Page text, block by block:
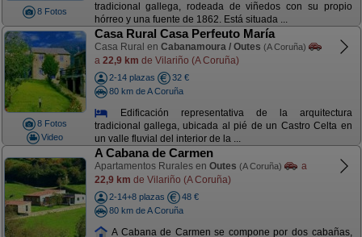
8 Fotos
tradicional gallega, rodeada de viñedos con su propio
hórreo y una fuente de 1862. Está situada ...
8 Fotos
Video
Casa Rural Casa Perfeuto María
Casa Rural en Cabanamoura / Outes (A Coruña)
a 22,9 km de Vilariño (A Coruña)
2-14 plazas
32 €
80 km de A Coruña
Edificación representativa de la arquitectura
tradicional gallega, ubicada al pié de un Castro Celta en
un valle fluvial del interior de la ...
A Cabana de Carmen
Apartamentos Rurales en Outes (A Coruña)
a
22,9 km de Vilariño (A Coruña)
2-14+8 plazas
48 €
80 km de A Coruña
A Cabana de Carmen se compone por dos cabañas,